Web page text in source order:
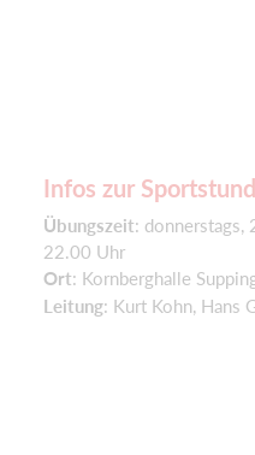
Infos zur
Übungszeit: donnerstags,
22.00 Uhr
Ort: Kornberghalle
Leitung: Kurt Kohn, Hans